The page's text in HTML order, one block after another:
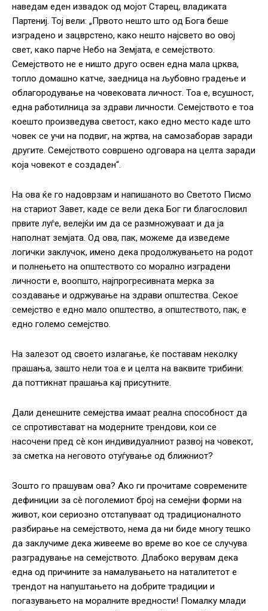
наведам еден извадок од мојот Старец, владиката
Партениј. Тој вели: „Првото нешто што од Бога беше
изградено и зацврстено, како нешто најсвето во овој
свет, како парче Небо на Земјата, е семејството.
Семејството не е ништо друго освен една мала црква,
топло домашно катче, заедница на љубовно градење и
облагородување на човековата личност. Тоа е, всушност,
една работилница за здрави личности. Семејството е тоа
коешто произведува светост, како едно место каде што
човек се учи на подвиг, на жртва, на самозаборав заради
другите. Семејството совршено одговара на целта заради
која човекот е создаден“.
На ова ќе го надоврзам и напишаното во Светото Писмо
на стариот Завет, каде се вели дека Бог ги благословил
првите луѓе, велејќи им да се размножуваат и да ја
наполнат земјата. Од ова, пак, можеме да изведеме
логички заклучок, имено дека продолжувањето на родот
и полнењето на општеството со морално изградени
личности е, воопшто, најпрогресивната мерка за
создавање и одржување на здрави општества. Секое
семејство е едно мало општество, а општеството, пак, е
едно големо семејство.
На залезот од своето излагање, ќе поставам неколку
прашања, зашто нели тоа е и целта на ваквите трибини:
да поттикнат прашања кај присутните.
Дали денешните семејства имаат реална способност да
се спротивстават на модерните трендови, кои се
насочени пред сè кон индивидуалниот развој на човекот,
за сметка на неговото отуѓување од ближниот?
Зошто го прашувам ова? Ако ги прочитаме современите
дефиниции за сè поголемиот број на семејни форми на
живот, кои сериозно отстапуваат од традиционалното
разбирање на семејството, нема да ни биде многу тешко
да заклучиме дека живееме во време во кое се случува
разградување на семејството. Длабоко верувам дека
една од причините за намалувањето на наталитетот е
трендот на напуштањето на добрите традиции и
погазувањето на моралните вредности! Помалку млади